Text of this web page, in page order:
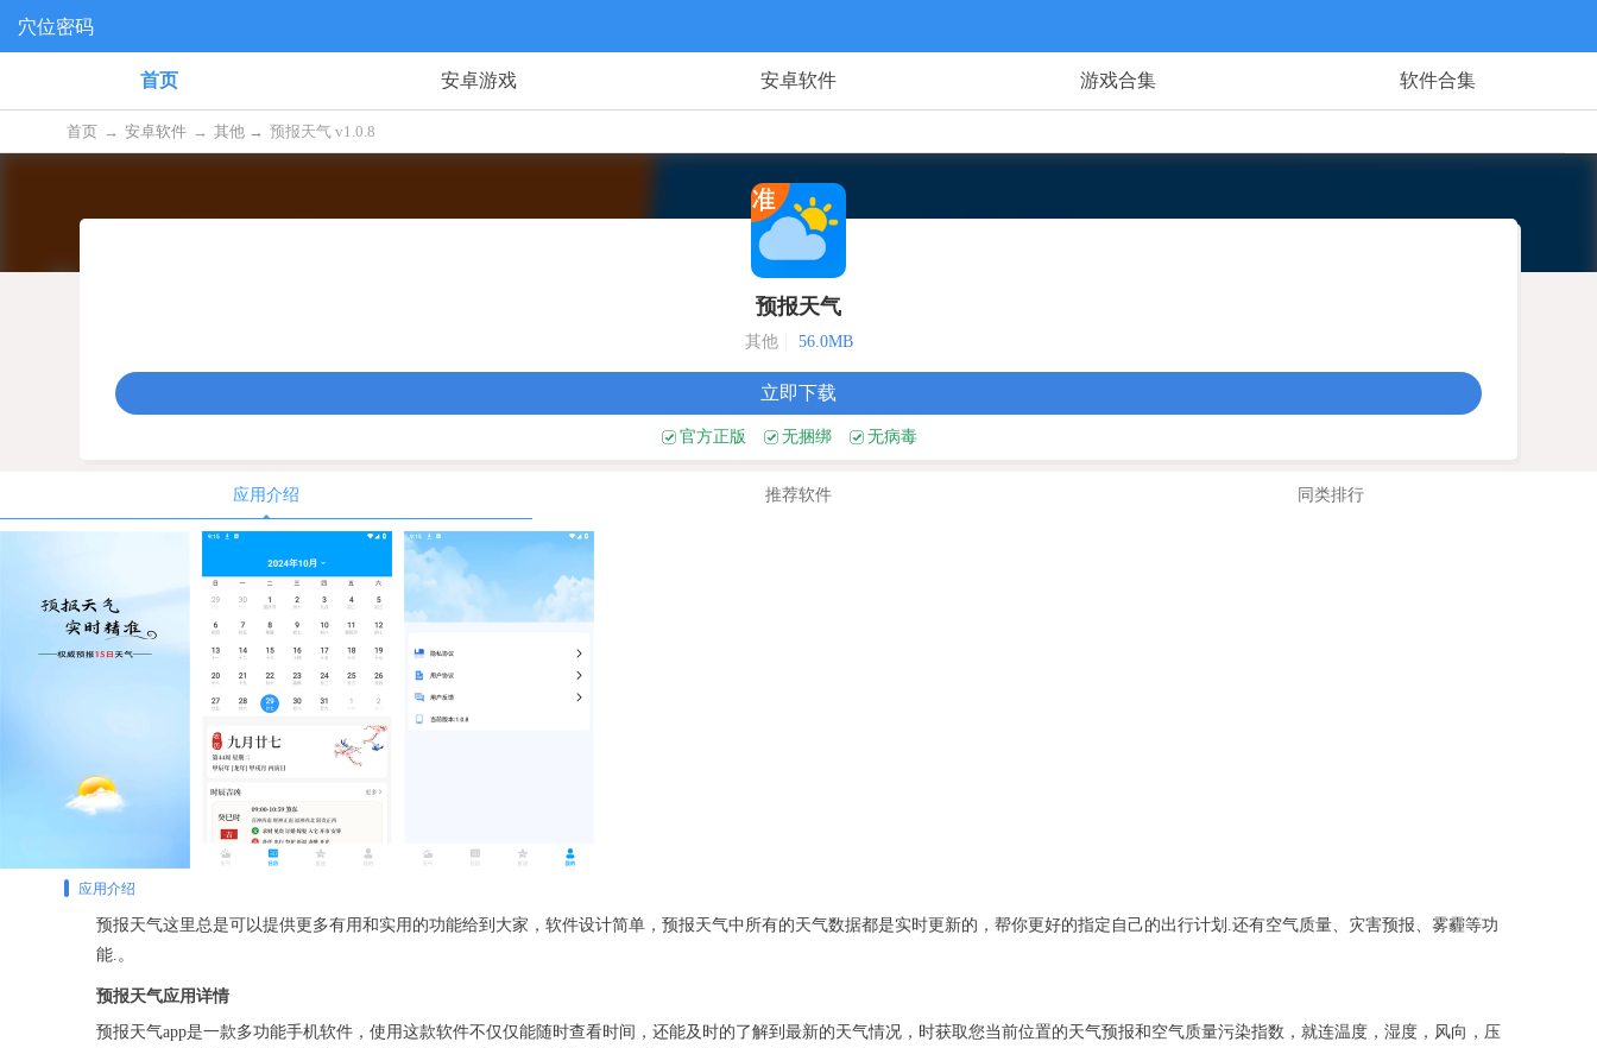
穴位密码
首页 安卓游戏 安卓软件 游戏合集 软件合集
首页 → 安卓软件 → 其他 → 预报天气 v1.0.8
预报天气
其他 56.0MB
立即下载
官方正版 无捆绑 无病毒
应用介绍 推荐软件 同类排行
应用介绍
预报天气这里总是可以提供更多有用和实用的功能给到大家，软件设计简单，预报天气中所有的天气数据都是实时更新的，帮你更好的指定自己的出行计划.还有空气质量、灾害预报、雾霾等功
能.。
预报天气应用详情
预报天气app是一款多功能手机软件，使用这款软件不仅仅能随时查看时间，还能及时的了解到最新的天气情况，时获取您当前位置的天气预报和空气质量污染指数，就连温度，湿度，风向，压